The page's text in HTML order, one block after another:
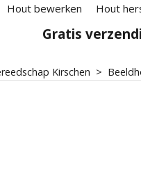
Hout bewerken Hout
Gratis
Kirschen >